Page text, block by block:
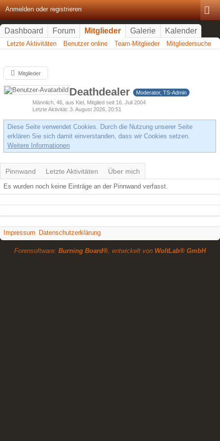
Anmelden oder registrieren
Dashboard Forum Mitglieder Galerie Kalender
Letzte Aktivitäten Benutzer online Team-Mitglieder Mitgliedersuche
Mitglieder
Deathdealer
Moderator, TS-Admin
Männlich 46 aus Kiel Mitglied seit 16. Juli 2004
Letzte Aktivität 3. August 2026, 20:51
Diese Seite verwendet Cookies. Durch die Nutzung unserer Seite
erklären Sie sich damit einverstanden, dass wir Cookies setzen.
Weitere Informationen
Pinnwand Letzte Aktivitäten Über mich
Es wurden noch keine Einträge an der Pinnwand verfasst.
Impressum Datenschutzerklärung
Forensoftware: Burning Board®, entwickelt von WoltLab® GmbH